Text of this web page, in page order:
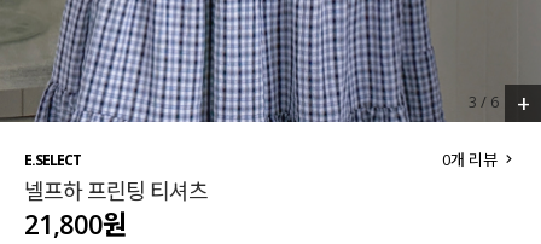
살안타템
110사이즈
티셔츠
팬츠
스커트 4 / 6 +
E.SELECT
넬프하 프린팅 티셔츠
0개 리뷰
21,800원